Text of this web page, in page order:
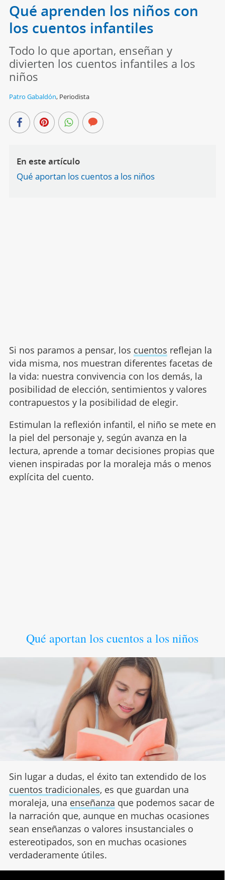
Qué aprenden los niños con
los cuentos infantiles
Todo lo que aportan, enseñan y
divierten los cuentos infantiles a los
niños
Patro Gabaldón, Periodista
En este artículo
Qué aportan los cuentos a los niños
Si nos paramos a pensar, los cuentos reflejan la
vida misma, nos muestran diferentes facetas de
la vida: nuestra convivencia con los demás, la
posibilidad de elección, sentimientos y valores
contrapuestos y la posibilidad de elegir.
Estimulan la reflexión infantil, el niño se mete en
la piel del personaje y, según avanza en la
lectura, aprende a tomar decisiones propias que
vienen inspiradas por la moraleja más o menos
explícita del cuento.
Qué aportan los cuentos a los niños
Sin lugar a dudas, el éxito tan extendido de los
cuentos tradicionales, es que guardan una
moraleja, una enseñanza que podemos sacar de
la narración que, aunque en muchas ocasiones
sean enseñanzas o valores insustanciales o
estereotipados, son en muchas ocasiones
verdaderamente útiles.